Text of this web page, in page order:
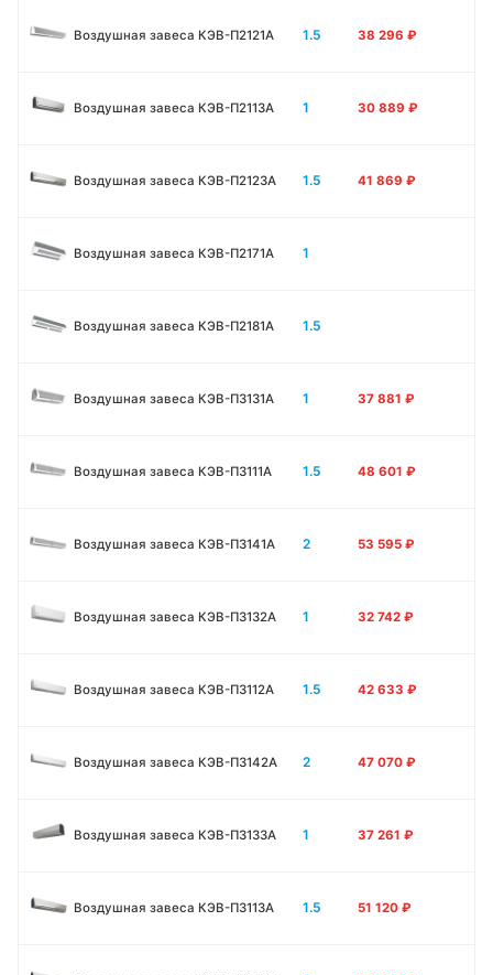
Воздушная завеса КЭВ-П2121A 1.5 38 296 ₽
Воздушная завеса КЭВ-П2113A 1 30 889 ₽
Воздушная завеса КЭВ-П2123A 1.5 41 869 ₽
Воздушная завеса КЭВ-П2171A 1
Воздушная завеса КЭВ-П2181A 1.5
Воздушная завеса КЭВ-П3131A 1 37 881 ₽
Воздушная завеса КЭВ-П3111A 1.5 48 601 ₽
Воздушная завеса КЭВ-П3141A 2 53 595 ₽
Воздушная завеса КЭВ-П3132A 1 32 742 ₽
Воздушная завеса КЭВ-П3112A 1.5 42 633 ₽
Воздушная завеса КЭВ-П3142A 2 47 070 ₽
Воздушная завеса КЭВ-П3133А 1 37 261 ₽
Воздушная завеса КЭВ-П3113А 1.5 51 120 ₽